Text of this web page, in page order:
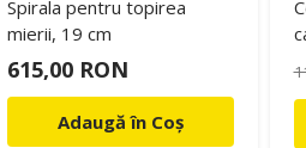
Spirala pentru topirea
mierii, 19 cm
615,00 RON
Adaugă în Coș